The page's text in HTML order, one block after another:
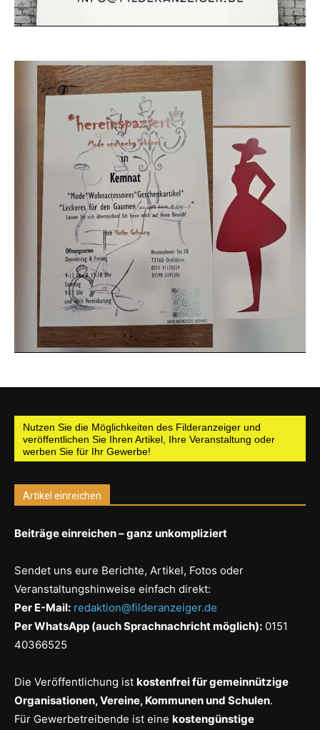
Nutzen Sie die Möglichkeiten des Filderanzeiger und
veröffentlichen Sie Ihren Artikel, Ihre Veranstaltung oder
werben Sie für Ihr Gewerbe!
Artikel einreichen
Beiträge einreichen – ganz unkompliziert
Sendet uns eure Berichte, Artikel, Fotos oder
Veranstaltungshinweise einfach direkt:
Per E-Mail: redaktion@filderanzeiger.de
Per WhatsApp (auch Sprachnachricht möglich): 0151
40366525
Die Veröffentlichung ist kostenfrei für gemeinnützige
Organisationen, Vereine, Kommunen und Schulen.
Für Gewerbetreibende ist eine kostengünstige